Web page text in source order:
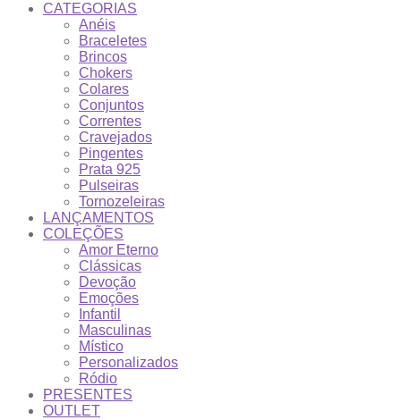
CATEGORIAS
Anéis
Braceletes
Brincos
Chokers
Colares
Conjuntos
Correntes
Cravejados
Pingentes
Prata 925
Pulseiras
Tornozeleiras
LANÇAMENTOS
COLEÇÕES
Amor Eterno
Clássicas
Devoção
Emoções
Infantil
Masculinas
Místico
Personalizados
Ródio
PRESENTES
OUTLET